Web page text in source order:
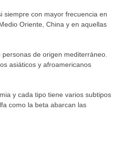
siempre con mayor frecuencia en
Oriente, China y en aquellas
de origen mediterráneo.
asiáticos y afroamericanos
y cada tipo tiene varios subtipos
como la beta abarcan las